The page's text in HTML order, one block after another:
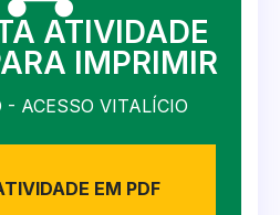
ATIVIDADE
IMPRIMIR
- ACESSO VITALÍCIO
EM PDF